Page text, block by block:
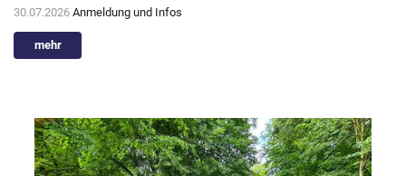
30.07.2026 Anmeldung und Infos
mehr